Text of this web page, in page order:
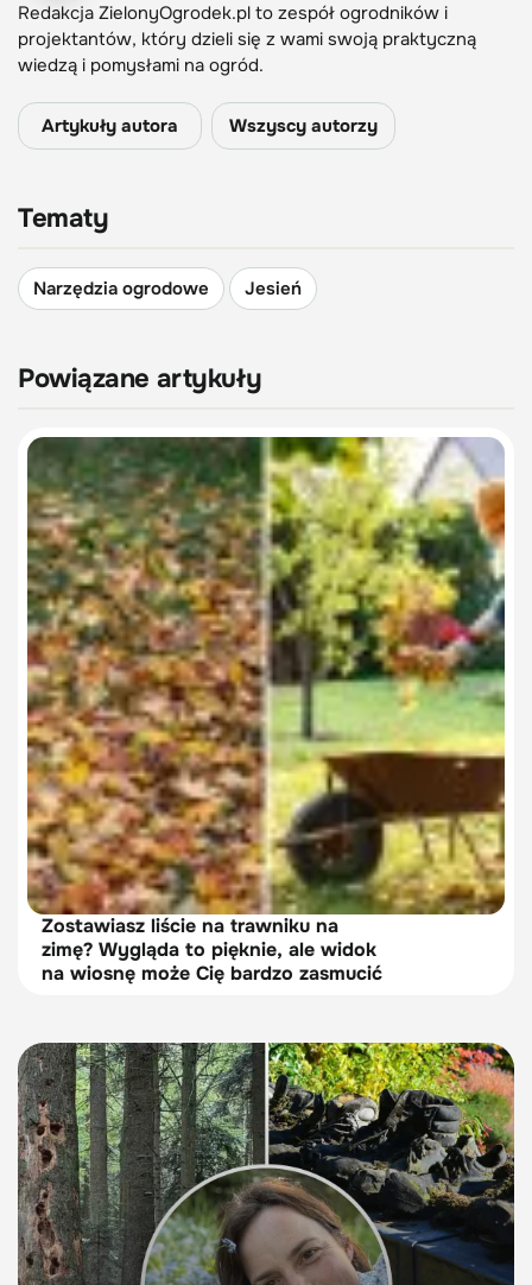
Redakcja ZielonyOgrodek.pl to zespół ogrodników i
projektantów, który dzieli się z wami swoją praktyczną
wiedzą i pomysłami na ogród.
Artykuły autora Wszyscy autorzy
Tematy
Narzędzia ogrodowe Jesień
Powiązane artykuły
Zostawiasz liście na trawniku na
zimę? Wygląda to pięknie, ale widok
na wiosnę może Cię bardzo zasmucić